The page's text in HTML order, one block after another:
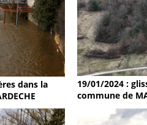
dans la
19/01/2024 :
commune de